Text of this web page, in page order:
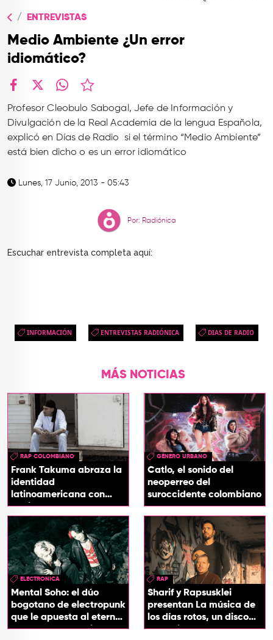
CONTACTO
ENTREVISTAS
Medio Ambiente ¿Un error
idiomático?
Profesor Cleobulo Sabogal, Jefe de Información y
Divulgación de la Real Academia de la lengua Española,
explicó en Días de Radio si el término “Medio Ambiente”
está bien dicho o es un error idiomático
Lunes, 17 Junio, 2013 - 05:43
Por: Radiónica
Escuchar entrevista completa aquí:
INFORMACIÓN ENTREVISTAS RADIÓNICA DIAS DE RADIO
MÁS NOTICIAS
RAP COLOMBIANO
Frank Takuma abraza la
identidad
latinoamericana con
'InDios'
GÉNERO URBANO
Catlo, el sonido del
neoperreo del
suroccidente colombiano
ELECTRONICA
Mental Soho: el dúo
bogotano de electropunk
que le apuesta al eterno
presente con su álbum
RAP
Sharif y Rapsusklei
presentan La música de
los días rotos, un disco
que salda una promesa